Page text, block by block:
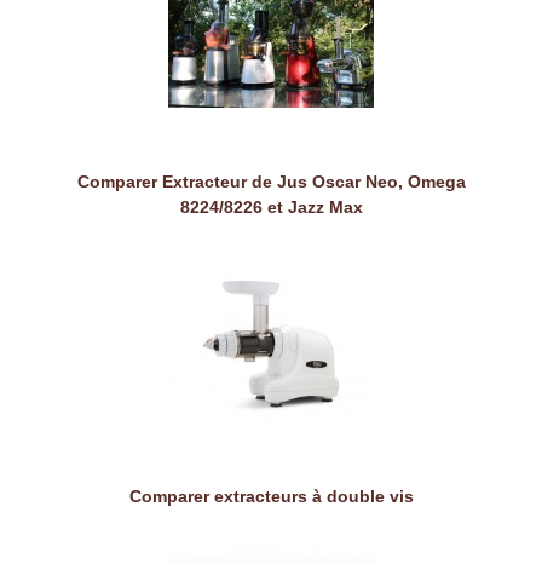
Comparer Extracteur de Jus Oscar Neo, Omega
8224/8226 et Jazz Max
Comparer extracteurs à double vis